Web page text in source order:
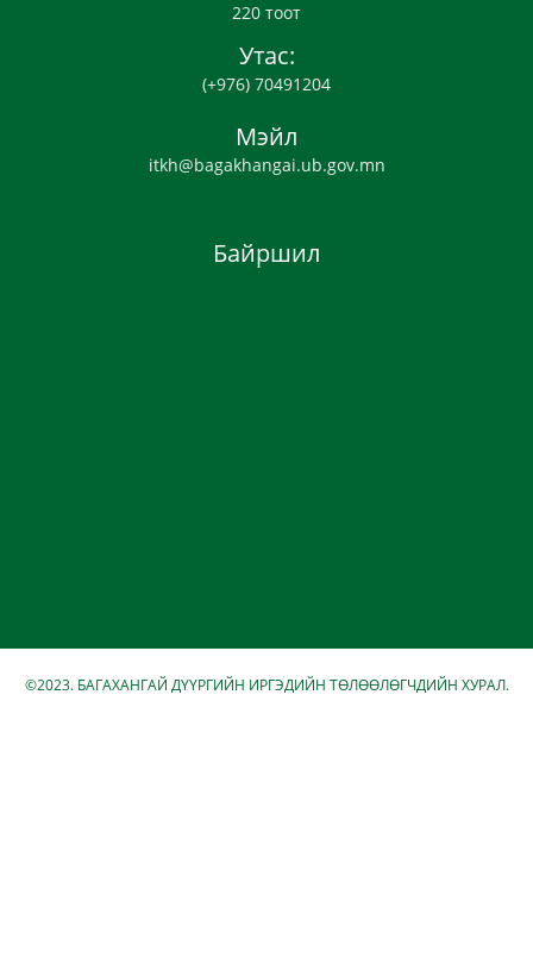
220 тоот
Утас:
(+976) 70491204
Мэйл
itkh@bagakhangai.ub.gov.mn
Байршил
©2023. БАГАХАНГАЙ ДҮҮРГИЙН ИРГЭДИЙН ТӨЛӨӨЛӨГЧДИЙН ХУРАЛ.